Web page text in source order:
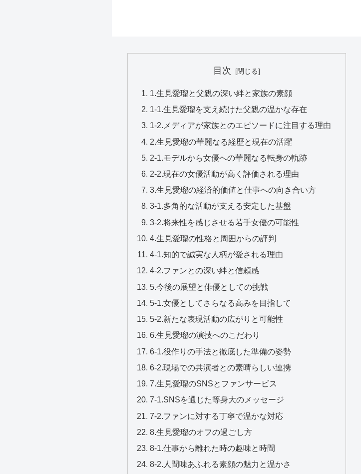
目次
1.生見愛瑠と父親の深い絆と家族の素顔
1-1.生見愛瑠を支え続けた父親の温かな存在
1-2.メディアが家族とのエピソードに注目する理由
2.生見愛瑠の華麗なる経歴と現在の活躍
2-1.モデルから女優への華麗なる転身の軌跡
2-2.現在の女優活動が高く評価される理由
3.生見愛瑠の経済的価値と仕事への向き合い方
3-1.多角的な活動が支える安定した基盤
3-2.将来性を感じさせる若手女優の可能性
4.生見愛瑠の性格と周囲からの評判
4-1.知的で誠実な人柄が愛される理由
4-2.ファンとの深い絆と信頼感
5.今後の展望と俳優としての挑戦
5-1.女優としてさらなる高みを目指して
5-2.新たな表現活動の広がりと可能性
6.生見愛瑠の演技へのこだわり
6-1.役作りの手法と徹底した準備の姿勢
6-2.現場での共演者との素晴らしい連携
7.生見愛瑠のSNSとファンサービス
7-1.SNSを通じた等身大のメッセージ
7-2.ファンに対する丁寧で温かな対応
8.生見愛瑠のオフの過ごし方
8-1.仕事から離れた時の趣味と時間
8-2.人間味あふれる素顔の魅力と温かさ